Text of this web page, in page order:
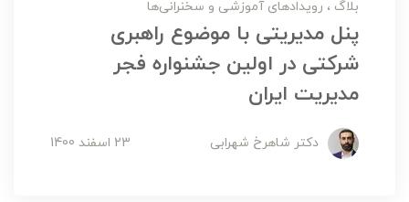
بلاگ رویدادهای آموزشی و سخنرانی‌ها
پنل مدیریتی با موضوع راهبری
شرکتی در اولین جشنواره فجر
مدیریت ایران
دکتر شاهرخ شهرابی 23 اسفند 1400